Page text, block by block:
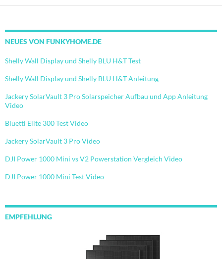
NEUES VON FUNKYHOME.DE
Shelly Wall Display und Shelly BLU H&T Test
Shelly Wall Display und Shelly BLU H&T Anleitung
Jackery SolarVault 3 Pro Solarspeicher Aufbau und App Anleitung
Video
Bluetti Elite 300 Test Video
Jackery SolarVault 3 Pro Video
DJI Power 1000 Mini vs V2 Powerstation Vergleich Video
DJI Power 1000 Mini Test Video
EMPFEHLUNG